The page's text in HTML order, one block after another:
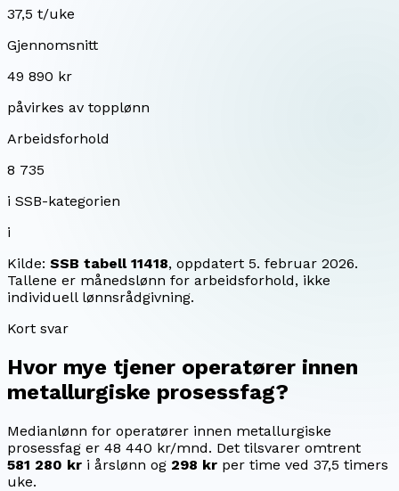
37,5 t/uke
Gjennomsnitt
49 890 kr
påvirkes av topplønn
Arbeidsforhold
8 735
i SSB-kategorien
i
Kilde: SSB tabell 11418, oppdatert 5. februar 2026.
Tallene er månedslønn for arbeidsforhold, ikke
individuell lønnsrådgivning.
Kort svar
Hvor mye tjener operatører innen
metallurgiske prosessfag?
Medianlønn for operatører innen metallurgiske
prosessfag er 48 440 kr/mnd. Det tilsvarer omtrent
581 280 kr i årslønn og 298 kr per time ved 37,5 timers
uke.